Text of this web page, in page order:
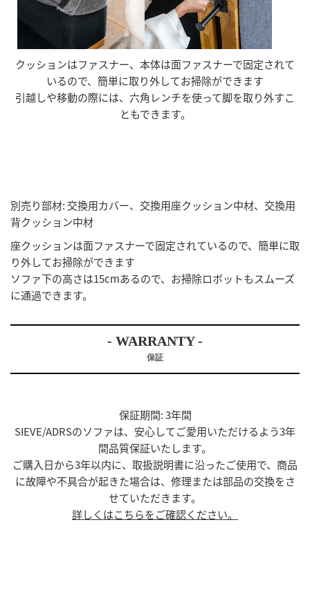
クッションはファスナー、本体は面ファスナーで固定されて
いるので、簡単に取り外してお掃除ができます
引越しや移動の際には、六角レンチを使って脚を取り外すこ
ともできます。
別売り部材: 交換用カバー、交換用座クッション中材、交換用
背クッション中材
座クッションは面ファスナーで固定されているので、簡単に取
り外してお掃除ができます
ソファ下の高さは15cmあるので、お掃除ロボットもスムーズ
に通過できます。
- WARRANTY -
保証
保証期間: 3年間
SIEVE/ADRSのソファは、安心してご愛用いただけるよう3年
間品質保証いたします。
ご購入日から3年以内に、取扱説明書に沿ったご使用で、商品
に故障や不具合が起きた場合は、修理または部品の交換をさ
せていただきます。
詳しくはこちらをご確認ください。